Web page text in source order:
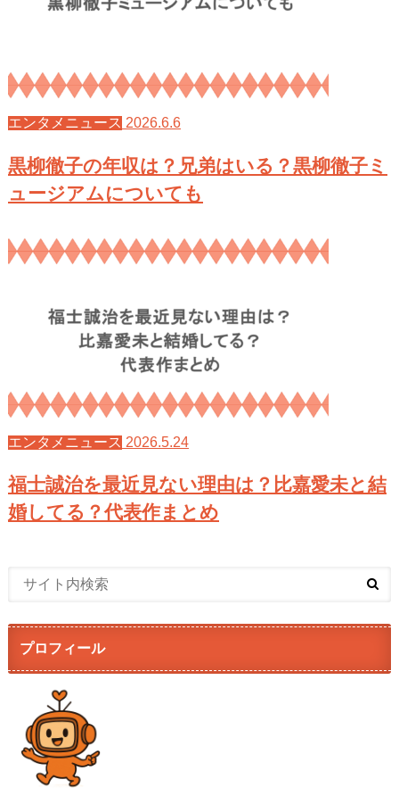
エンタメニュース 2026.6.6
黒柳徹子の年収は？兄弟はいる？黒柳徹子ミ
ュージアムについても
エンタメニュース 2026.5.24
福士誠治を最近見ない理由は？比嘉愛未と結
婚してる？代表作まとめ
プロフィール